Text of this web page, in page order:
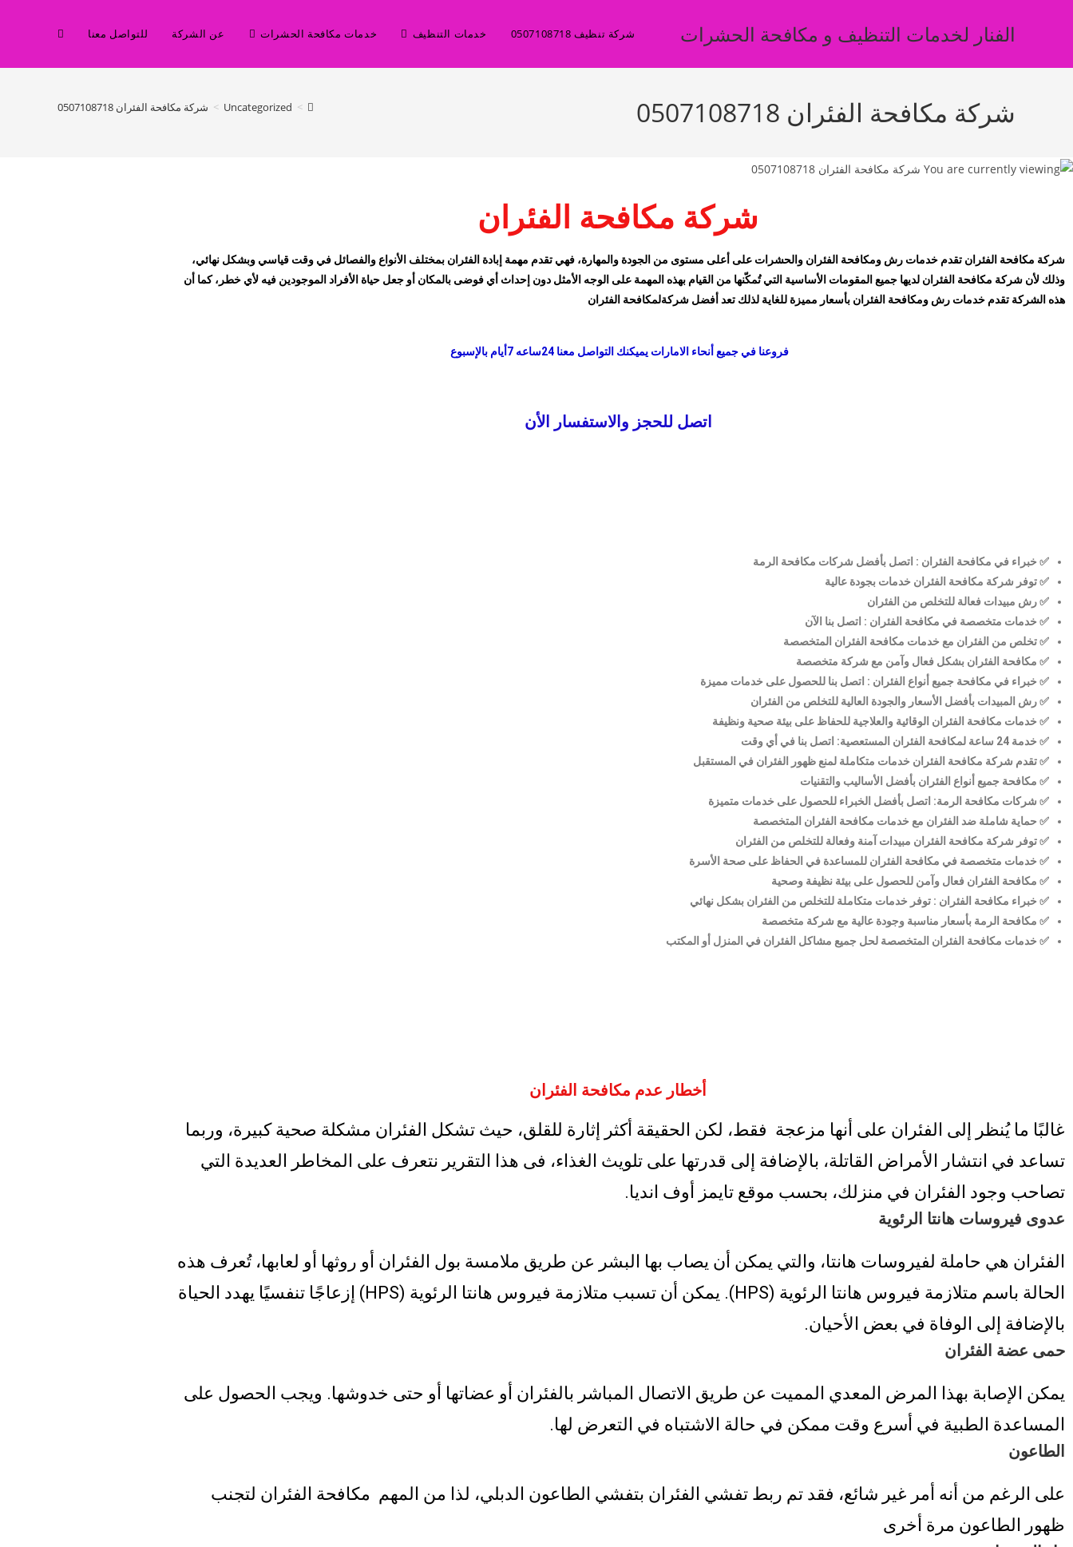
الفنار لخدمات التنظيف و مكافحة الحشرات شركة تنظيف 0507108718 خدمات التنظيف خدمات مكافحة الحشرات عن الشركة للتواصل معنا
شركة مكافحة الفئران 0507108718 >
Uncategorized
> شركة مكافحة الفئران 0507108718
شركة مكافحة الفئران
شركة مكافحة الفئران تقدم خدمات رش ومكافحة الفئران والحشرات على أعلى مستوى من الجودة والمهارة، فهي تقدم مهمة إبادة الفئران بمختلف الأنواع والفصائل في وقت قياسي وبشكل نهائي،
وذلك لأن شركة مكافحة الفئران لديها جميع المقومات الأساسية التي تُمكّنها من القيام بهذه المهمة على الوجه الأمثل دون إحداث أي فوضى بالمكان أو جعل حياة الأفراد الموجودين فيه لأي خطر، كما أن
هذه الشركة تقدم خدمات رش ومكافحة الفئران بأسعار مميزة للغاية لذلك تعد أفضل شركةلمكافحة الفئران
فروعنا في جميع أنحاء الامارات يميكنك التواصل معنا 24ساعه 7أيام بالإسبوع
اتصل للحجز والاستفسار الأن
✅ خبراء في مكافحة الفئران : اتصل بأفضل شركات مكافحة الرمة
✅ توفر شركة مكافحة الفئران خدمات بجودة عالية
✅ رش مبيدات فعالة للتخلص من الفئران
✅ خدمات متخصصة في مكافحة الفئران : اتصل بنا الآن
✅ تخلص من الفئران مع خدمات مكافحة الفئران المتخصصة
✅ مكافحة الفئران بشكل فعال وآمن مع شركة متخصصة
✅ خبراء في مكافحة جميع أنواع الفئران : اتصل بنا للحصول على خدمات مميزة
✅ رش المبيدات بأفضل الأسعار والجودة العالية للتخلص من الفئران
✅ خدمات مكافحة الفئران الوقائية والعلاجية للحفاظ على بيئة صحية ونظيفة
✅ خدمة 24 ساعة لمكافحة الفئران المستعصية: اتصل بنا في أي وقت
✅ تقدم شركة مكافحة الفئران خدمات متكاملة لمنع ظهور الفئران في المستقبل
✅ مكافحة جميع أنواع الفئران بأفضل الأساليب والتقنيات
✅ شركات مكافحة الرمة: اتصل بأفضل الخبراء للحصول على خدمات متميزة
✅ حماية شاملة ضد الفئران مع خدمات مكافحة الفئران المتخصصة
✅ توفر شركة مكافحة الفئران مبيدات آمنة وفعالة للتخلص من الفئران
✅ خدمات متخصصة في مكافحة الفئران للمساعدة في الحفاظ على صحة الأسرة
✅ مكافحة الفئران فعال وآمن للحصول على بيئة نظيفة وصحية
✅ خبراء مكافحة الفئران : توفر خدمات متكاملة للتخلص من الفئران بشكل نهائي
✅ مكافحة الرمة بأسعار مناسبة وجودة عالية مع شركة متخصصة
✅ خدمات مكافحة الفئران المتخصصة لحل جميع مشاكل الفئران في المنزل أو المكتب
أخطار عدم مكافحة الفئران
غالبًا ما يُنظر إلى الفئران على أنها مزعجة فقط، لكن الحقيقة أكثر إثارة للقلق، حيث تشكل الفئران مشكلة صحية كبيرة، وربما
تساعد في انتشار الأمراض القاتلة، بالإضافة إلى قدرتها على تلويث الغذاء، فى هذا التقرير نتعرف على المخاطر العديدة التي
تصاحب وجود الفئران في منزلك، بحسب موقع تايمز أوف انديا.
عدوى فيروسات هانتا الرئوية
الفئران هي حاملة لفيروسات هانتا، والتي يمكن أن يصاب بها البشر عن طريق ملامسة بول الفئران أو روثها أو لعابها، تُعرف هذه
الحالة باسم متلازمة فيروس هانتا الرئوية (HPS). يمكن أن تسبب متلازمة فيروس هانتا الرئوية (HPS) إزعاجًا تنفسيًا يهدد الحياة
بالإضافة إلى الوفاة في بعض الأحيان.
حمى عضة الفئران
يمكن الإصابة بهذا المرض المعدي المميت عن طريق الاتصال المباشر بالفئران أو عضاتها أو حتى خدوشها. ويجب الحصول على
المساعدة الطبية في أسرع وقت ممكن في حالة الاشتباه في التعرض لها.
الطاعون
على الرغم من أنه أمر غير شائع، فقد تم ربط تفشي الفئران بتفشي الطاعون الدبلي، لذا من المهم مكافحة الفئران لتجنب
ظهور الطاعون مرة أخرى